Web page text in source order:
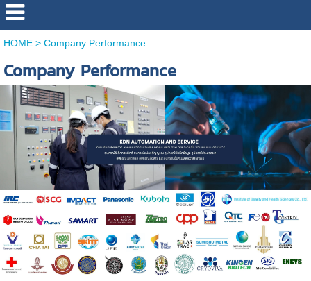
HOME> Company Performance
Company Performance